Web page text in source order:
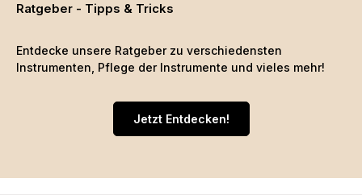
Ratgeber - Tipps & Tricks
Entdecke unsere Ratgeber zu verschiedensten
Instrumenten, Pflege der Instrumente und vieles mehr!
Jetzt Entdecken!